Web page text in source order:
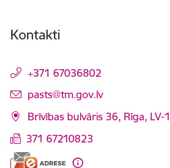
Kontakti
+371 67036802
E-pasts:
pasts@tm.gov.lv
Brīvības bulvāris 36, Rīga, LV-
371 67210823